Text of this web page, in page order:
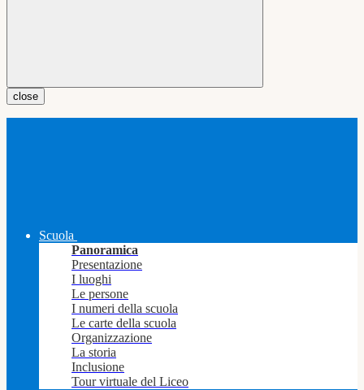
close
Scuola
Panoramica
Presentazione
I luoghi
Le persone
I numeri della scuola
Le carte della scuola
Organizzazione
La storia
Inclusione
Tour virtuale del Liceo